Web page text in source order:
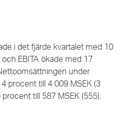
i det fjärde kvartalet med 10
EBITA ökade med 17
under
procent till 4 009 MSEK (3
till 587 MSEK (555).